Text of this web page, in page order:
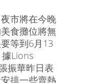
市將在今晚
食攤位將無
等到6月13
Lions
振華昨日表
排一些賣熱